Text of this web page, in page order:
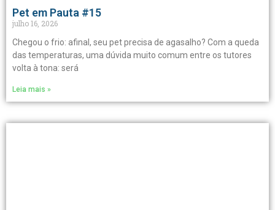
Pet em Pauta #15
julho 16, 2026
Chegou o frio: afinal, seu pet precisa de agasalho? Com a queda
das temperaturas, uma dúvida muito comum entre os tutores
volta à tona: será
Leia mais »